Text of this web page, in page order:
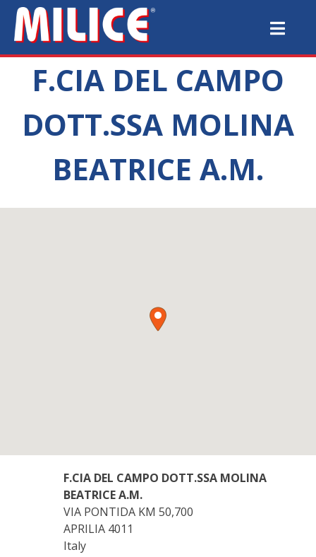
F.CIA DEL CAMPO
DOTT.SSA MOLINA
BEATRICE A.M.
F.CIA DEL CAMPO DOTT.SSA MOLINA
BEATRICE A.M.
VIA PONTIDA KM 50,700
APRILIA 4011
Italy